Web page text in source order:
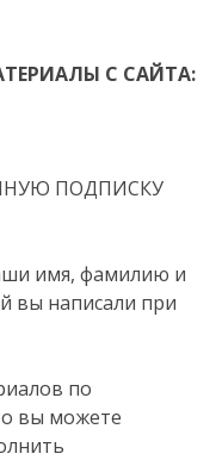
С САЙТА:
ПОДПИСКУ
имя, фамилию и
вы написали при
по
вы можете